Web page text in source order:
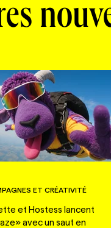
ET CRÉATIVITÉ
et Hostess lancent
avec un saut en